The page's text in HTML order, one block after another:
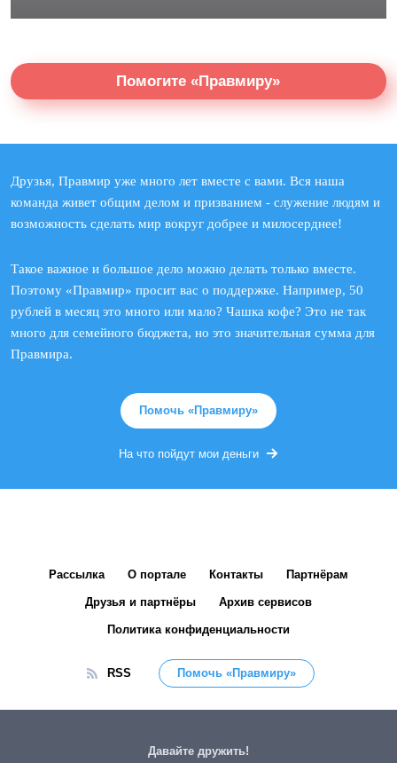
Помогите «Правмиру»
Друзья, Правмир уже много лет вместе с вами. Вся наша
команда живет общим делом и призванием - служение людям и
возможность сделать мир вокруг добрее и милосерднее!
Такое важное и большое дело можно делать только вместе.
Поэтому «Правмир» просит вас о поддержке. Например, 50
рублей в месяц это много или мало? Чашка кофе? Это не так
много для семейного бюджета, но это значительная сумма для
Правмира.
Помочь «Правмиру»
На что пойдут мои деньги
Рассылка О портале Контакты Партнёрам
Друзья и партнёры Архив сервисов
Политика конфиденциальности
RSS Помочь «Правмиру»
Давайте дружить!